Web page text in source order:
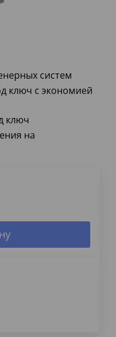
систем
ключ с экономией
ключ
на